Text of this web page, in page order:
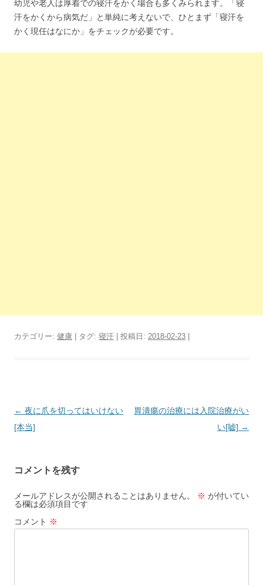
幼児や老人は厚着での寝汗をかく場合も多くみられます。「寝
汗をかくから病気だ」と単純に考えないで、ひとまず「寝汗を
かく現任はなにか」をチェックが必要です。
カテゴリー: 健康 | タグ: 寝汗 | 投稿日: 2018-02-23
投
稿
ゲ
ー
シ
ョ
← 夜に爪を切ってはいけない
[本当]
胃潰瘍の治療には入院治療がい
い[嘘] →
コメントを残す
メールアドレスが公開されることはありません。 ※ が付いてい
る欄は必須項目です
コメント ※